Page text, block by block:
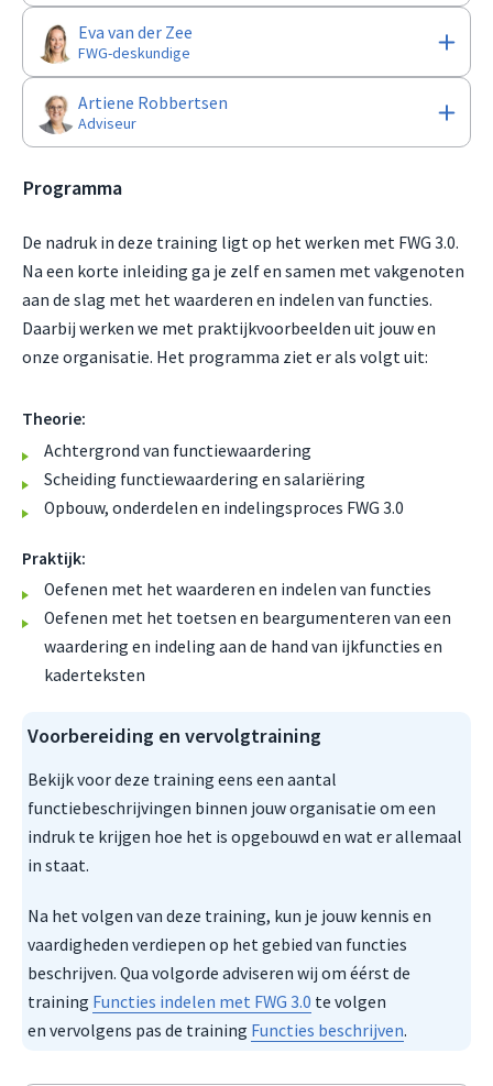
Eva van der Zee
FWG-deskundige
Artiene Robbertsen
Adviseur
Programma
De nadruk in deze training ligt op het werken met FWG 3.0.
Na een korte inleiding ga je zelf en samen met vakgenoten
aan de slag met het waarderen en indelen van functies.
Daarbij werken we met praktijkvoorbeelden uit jouw en
onze organisatie. Het programma ziet er als volgt uit:
Theorie:
Achtergrond van functiewaardering
Scheiding functiewaardering en salariëring
Opbouw, onderdelen en indelingsproces FWG 3.0
Praktijk:
Oefenen met het waarderen en indelen van functies
Oefenen met het toetsen en beargumenteren van een
waardering en indeling aan de hand van ijkfuncties en
kaderteksten
Voorbereiding en vervolgtraining
Bekijk voor deze training eens een aantal
functiebeschrijvingen binnen jouw organisatie om een
indruk te krijgen hoe het is opgebouwd en wat er allemaal
in staat.
Na het volgen van deze training, kun je jouw kennis en
vaardigheden verdiepen op het gebied van functies
beschrijven. Qua volgorde adviseren wij om éérst de
training Functies indelen met FWG 3.0 te volgen
en vervolgens pas de training Functies beschrijven.